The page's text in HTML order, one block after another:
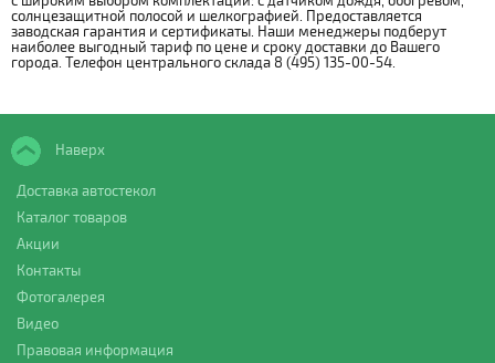
солнцезащитной полосой и шелкографией. Предоставляется
заводская гарантия и сертификаты. Наши менеджеры подберут
наиболее выгодный тариф по цене и сроку доставки до Вашего
города. Телефон центрального склада 8 (495) 135-00-54.
Наверх
Доставка автостекол
Каталог товаров
Акции
Контакты
Фотогалерея
Видео
Правовая информация